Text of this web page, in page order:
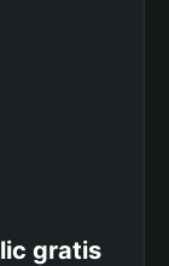
gratis